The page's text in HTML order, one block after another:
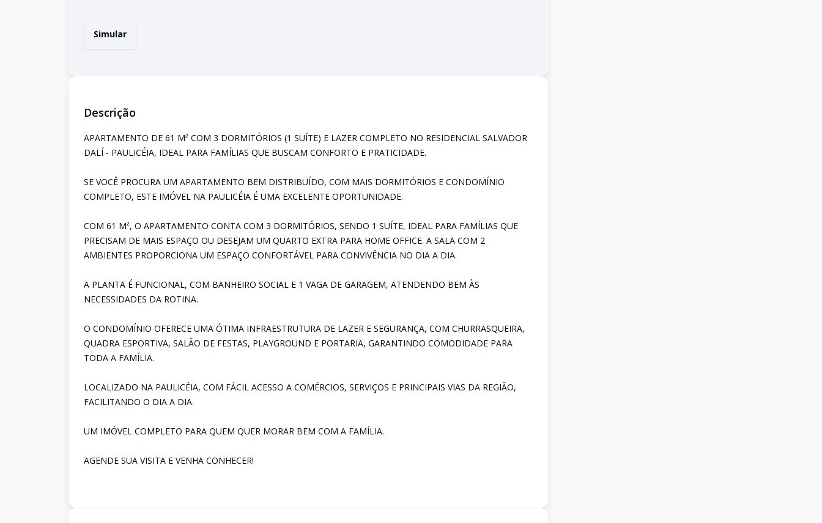
Simular
Descrição
APARTAMENTO DE 61 M² COM 3 DORMITÓRIOS (1 SUÍTE) E LAZER COMPLETO NO RESIDENCIAL SALVADOR
DALÍ - PAULICÉIA, IDEAL PARA FAMÍLIAS QUE BUSCAM CONFORTO E PRATICIDADE.
SE VOCÊ PROCURA UM APARTAMENTO BEM DISTRIBUÍDO, COM MAIS DORMITÓRIOS E CONDOMÍNIO
COMPLETO, ESTE IMÓVEL NA PAULICÉIA É UMA EXCELENTE OPORTUNIDADE.
COM 61 M², O APARTAMENTO CONTA COM 3 DORMITÓRIOS, SENDO 1 SUÍTE, IDEAL PARA FAMÍLIAS QUE
PRECISAM DE MAIS ESPAÇO OU DESEJAM UM QUARTO EXTRA PARA HOME OFFICE. A SALA COM 2
AMBIENTES PROPORCIONA UM ESPAÇO CONFORTÁVEL PARA CONVIVÊNCIA NO DIA A DIA.
A PLANTA É FUNCIONAL, COM BANHEIRO SOCIAL E 1 VAGA DE GARAGEM, ATENDENDO BEM ÀS
NECESSIDADES DA ROTINA.
O CONDOMÍNIO OFERECE UMA ÓTIMA INFRAESTRUTURA DE LAZER E SEGURANÇA, COM CHURRASQUEIRA,
QUADRA ESPORTIVA, SALÃO DE FESTAS, PLAYGROUND E PORTARIA, GARANTINDO COMODIDADE PARA
TODA A FAMÍLIA.
LOCALIZADO NA PAULICÉIA, COM FÁCIL ACESSO A COMÉRCIOS, SERVIÇOS E PRINCIPAIS VIAS DA REGIÃO,
FACILITANDO O DIA A DIA.
UM IMÓVEL COMPLETO PARA QUEM QUER MORAR BEM COM A FAMÍLIA.
AGENDE SUA VISITA E VENHA CONHECER!